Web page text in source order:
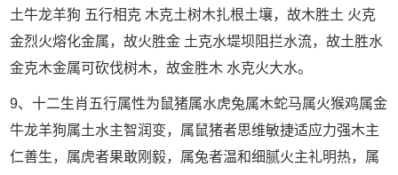
土牛龙羊狗 五行相克 木克土树木扎根土壤，故木胜土 火克
金烈火熔化金属，故火胜金 土克水堤坝阻拦水流，故土胜水
金克木金属可砍伐树木，故金胜木 水克火大水。
9、十二生肖五行属性为鼠猪属水虎兔属木蛇马属火猴鸡属金
牛龙羊狗属土水主智润变，属鼠猪者思维敏捷适应力强木主
仁善生，属虎者果敢刚毅，属兔者温和细腻火主礼明热，属